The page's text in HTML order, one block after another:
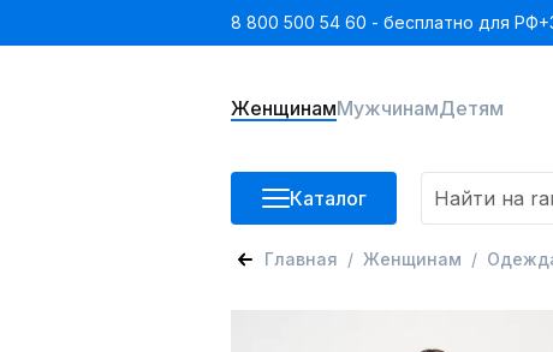
8 800 500 54 60 - бесплатно для РФ
ЖенщинамМужчинамДетям
Каталог
Главная Женщинам